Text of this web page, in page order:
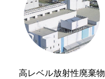
高レベル放射性廃棄物